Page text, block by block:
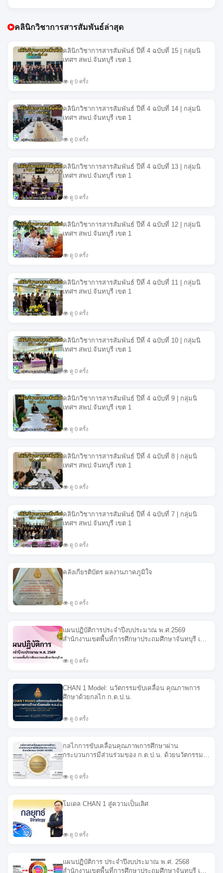
คลินิกวิชาการสารสัมพันธ์ล่าสุด
คลินิกวิชาการสารสัมพันธ์ ปีที่ 4 ฉบับที่ 15 | กลุ่มนิ
เทศฯ สพป.จันทบุรี เขต 1
ดู 0 ครั้ง
คลินิกวิชาการสารสัมพันธ์ ปีที่ 4 ฉบับที่ 14 | กลุ่มนิ
เทศฯ สพป.จันทบุรี เขต 1
ดู 0 ครั้ง
คลินิกวิชาการสารสัมพันธ์ ปีที่ 4 ฉบับที่ 13 | กลุ่มนิ
เทศฯ สพป.จันทบุรี เขต 1
ดู 0 ครั้ง
คลินิกวิชาการสารสัมพันธ์ ปีที่ 4 ฉบับที่ 12 | กลุ่มนิ
เทศฯ สพป.จันทบุรี เขต 1
ดู 0 ครั้ง
คลินิกวิชาการสารสัมพันธ์ ปีที่ 4 ฉบับที่ 11 | กลุ่มนิ
เทศฯ สพป.จันทบุรี เขต 1
ดู 0 ครั้ง
คลินิกวิชาการสารสัมพันธ์ ปีที่ 4 ฉบับที่ 10 | กลุ่มนิ
เทศฯ สพป.จันทบุรี เขต 1
ดู 0 ครั้ง
คลินิกวิชาการสารสัมพันธ์ ปีที่ 4 ฉบับที่ 9 | กลุ่มนิ
เทศฯ สพป.จันทบุรี เขต 1
ดู 0 ครั้ง
คลินิกวิชาการสารสัมพันธ์ ปีที่ 4 ฉบับที่ 8 | กลุ่มนิ
เทศฯ สพป.จันทบุรี เขต 1
ดู 0 ครั้ง
คลินิกวิชาการสารสัมพันธ์ ปีที่ 4 ฉบับที่ 7 | กลุ่มนิ
เทศฯ สพป.จันทบุรี เขต 1
ดู 0 ครั้ง
คลังเกียรติบัตร ผลงานภาคภูมิใจ
ดู 0 ครั้ง
แผนปฏิบัติการประจำปีงบประมาณ พ.ศ.2569
สำนักงานเขตพื้นที่การศึกษาประถมศึกษาจันทบุรี เขต
ดู 0 ครั้ง
CHAN 1 Model: นวัตกรรมขับเคลื่อน คุณภาพการ
ศึกษาด้วยกลไก ก.ต.ป.น.
ดู 0 ครั้ง
กลไกการขับเคลื่อนคุณภาพการศึกษาผ่าน
กระบวนการมีส่วนร่วมของ ก.ต.ป.น. ด้วยนวัตกรรม
ดู 0 ครั้ง
โมเดล CHAN 1 สู่ความเป็นเลิศ
ดู 0 ครั้ง
แผนปฏิบัติการ ประจำปึงบประมาณ พ.ศ. 2568
สำนักงานเขตพื้นที่การศึกษาประถมศึกษาจันทบุรี เขต